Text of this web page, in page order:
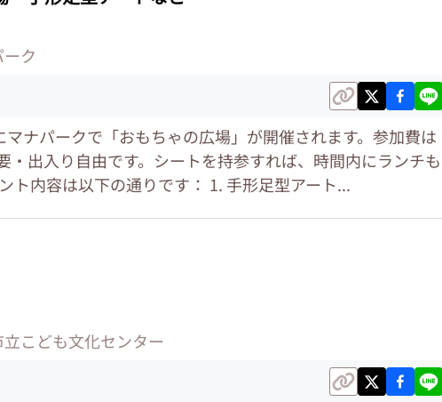
ク
ナパークで「おもちゃの広場」が開催されます。参加費は
・出入り自由です。シートを持参すれば、時間内にランチも
ト内容は以下の通りです： 1. 手形足型アート...
こども文化センター